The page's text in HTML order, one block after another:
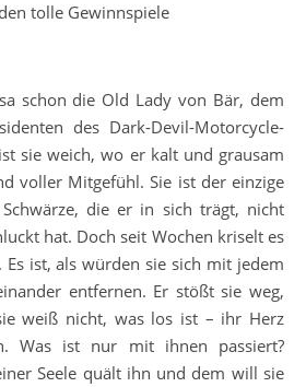
tolle Gewinnspiele
schon die Old Lady von Bär, dem
des Dark-Devil-Motorcycle-
sie weich, wo er kalt und grausam
voller Mitgefühl. Sie ist der einzige
die er in sich trägt, nicht
hat. Doch seit Wochen kriselt es
Es ist, als würden sie sich mit jedem
entfernen. Er stößt sie weg,
weiß nicht, was los ist – ihr Herz
Was ist nur mit ihnen passiert?
Seele quält ihn und dem will sie